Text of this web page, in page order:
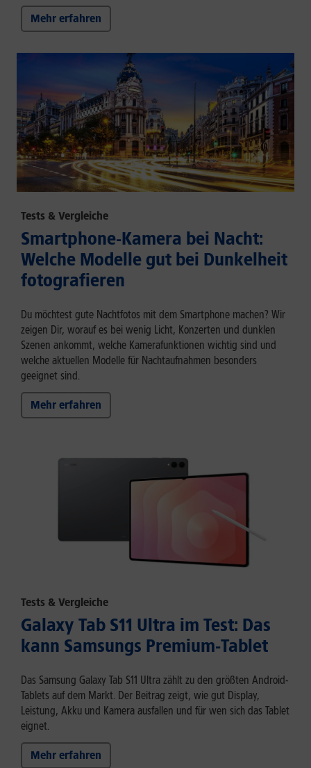
Mehr erfahren
Tests & Vergleiche
Smartphone-Kamera bei Nacht:
Welche Modelle gut bei Dunkelheit
fotografieren
Du möchtest gute Nachtfotos mit dem Smartphone machen? Wir
zeigen Dir, worauf es bei wenig Licht, Konzerten und dunklen
Szenen ankommt, welche Kamerafunktionen wichtig sind und
welche aktuellen Modelle für Nachtaufnahmen besonders
geeignet sind.
Mehr erfahren
Tests & Vergleiche
Galaxy Tab S11 Ultra im Test: Das
kann Samsungs Premium-Tablet
Das Samsung Galaxy Tab S11 Ultra zählt zu den größten Android-
Tablets auf dem Markt. Der Beitrag zeigt, wie gut Display,
Leistung, Akku und Kamera ausfallen und für wen sich das Tablet
eignet.
Mehr erfahren